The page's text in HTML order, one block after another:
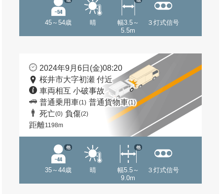
45～54歳 晴
幅3.5～
5.5m
３灯式信号
2024年9月6日(金)08:20
桜井市大字初瀬 付近
車両相互 小破事故
普通乗用車(1) 普通貨物車(1)
死亡(0) 負傷(2)
距離1198m
35～44歳
他
晴
幅5.5～
9.0m
他
３灯式信号